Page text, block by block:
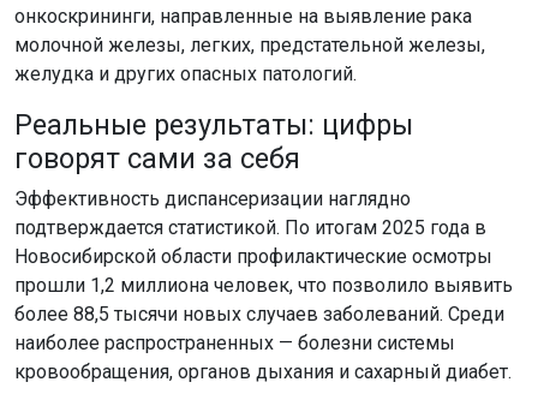
онкоскрининги, направленные на выявление рака
молочной железы, легких, предстательной железы,
желудка и других опасных патологий.
Реальные результаты: цифры
говорят сами за себя
Эффективность диспансеризации наглядно
подтверждается статистикой. По итогам 2025 года в
Новосибирской области профилактические осмотры
прошли 1,2 миллиона человек, что позволило выявить
более 88,5 тысячи новых случаев заболеваний. Среди
наиболее распространенных — болезни системы
кровообращения, органов дыхания и сахарный диабет.